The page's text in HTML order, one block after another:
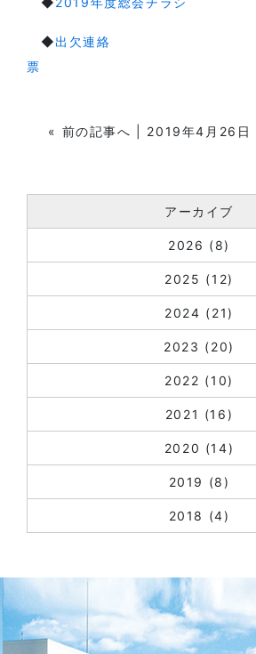
アーカイブ
2026 (8)
2025 (12)
2024 (21)
2023 (20)
2022 (10)
2021 (16)
2020 (14)
2019 (8)
2018 (4)
◆出欠連絡
票
« 前の記事へ | 2019年4月26日 |